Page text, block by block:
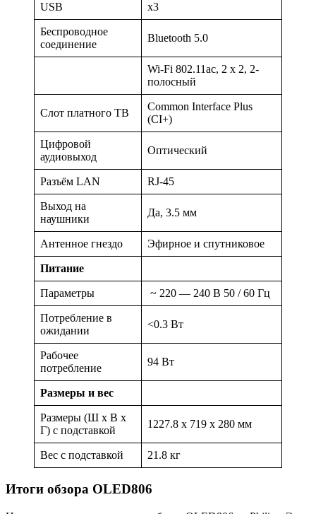
USB x3
Беспроводное
соединение
Bluetooth 5.0
Wi-Fi 802.11ac, 2 x 2, 2-
полосный
Слот платного ТВ
Common Interface Plus
(CI+)
Цифровой
аудиовыход
Оптический
Разъём LAN RJ-45
Выход на
наушники
Да, 3.5 мм
Антенное гнездо Эфирное и спутниковое
Питание
Параметры ~ 220 — 240 В 50 / 60 Гц
Потребление в
ожидании
<0.3 Вт
Рабочее
потребление
94 Вт
Размеры и вес
Размеры (Ш х В х
Г) с подставкой
1227.8 x 719 x 280 мм
Вес с подставкой 21.8 кг
Итоги обзора OLED806